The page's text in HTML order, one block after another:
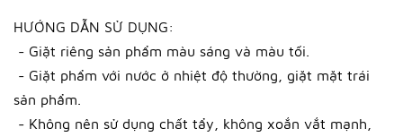
HƯỚNG DẪN SỬ DỤNG:
- Giặt riêng sản phẩm màu sáng và màu tối.
- Giặt phẩm với nước ở nhiệt độ thường, giặt mặt trái
sản phẩm.
- Không nên sử dụng chất tẩy, không xoắn vắt mạnh,